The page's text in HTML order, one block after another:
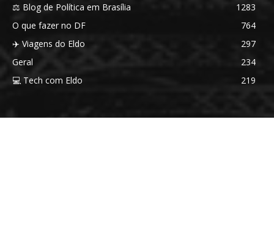
⚖️ Blog de Política em Brasília
1283
O que fazer no DF
764
✈️ Viagens do Eldo
297
Geral
234
💻 Tech com Eldo
219